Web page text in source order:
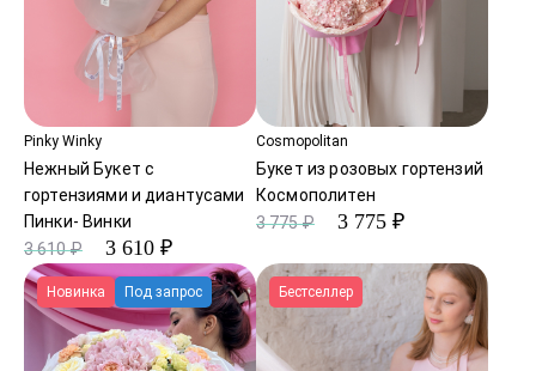
Pinky Winky
Нежный Букет с
гортензиями и диантусами
Пинки- Винки
3 610 ₽
3 610 ₽
Cosmopolitan
Букет из розовых гортензий
Космополитен
3 775 ₽
3 775 ₽
Новинка Под запрос Бестселлер